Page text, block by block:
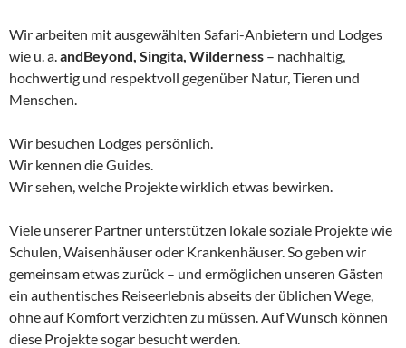
Wir arbeiten mit ausgewählten Safari-Anbietern und Lodges
wie u. a.andBeyond, Singita, Wilderness – nachhaltig,
hochwertig und respektvoll gegenüber Natur, Tieren und
Menschen.
Wir besuchen Lodges persönlich.
Wir kennen die Guides.
Wir sehen, welche Projekte wirklich etwas bewirken.
Viele unserer Partner unterstützen lokale soziale Projekte wie
Schulen, Waisenhäuser oder Krankenhäuser. So geben wir
gemeinsam etwas zurück – und ermöglichen unseren Gästen
ein authentisches Reiseerlebnis abseits der üblichen Wege,
ohne auf Komfort verzichten zu müssen. Auf Wunsch können
diese Projekte sogar besucht werden.